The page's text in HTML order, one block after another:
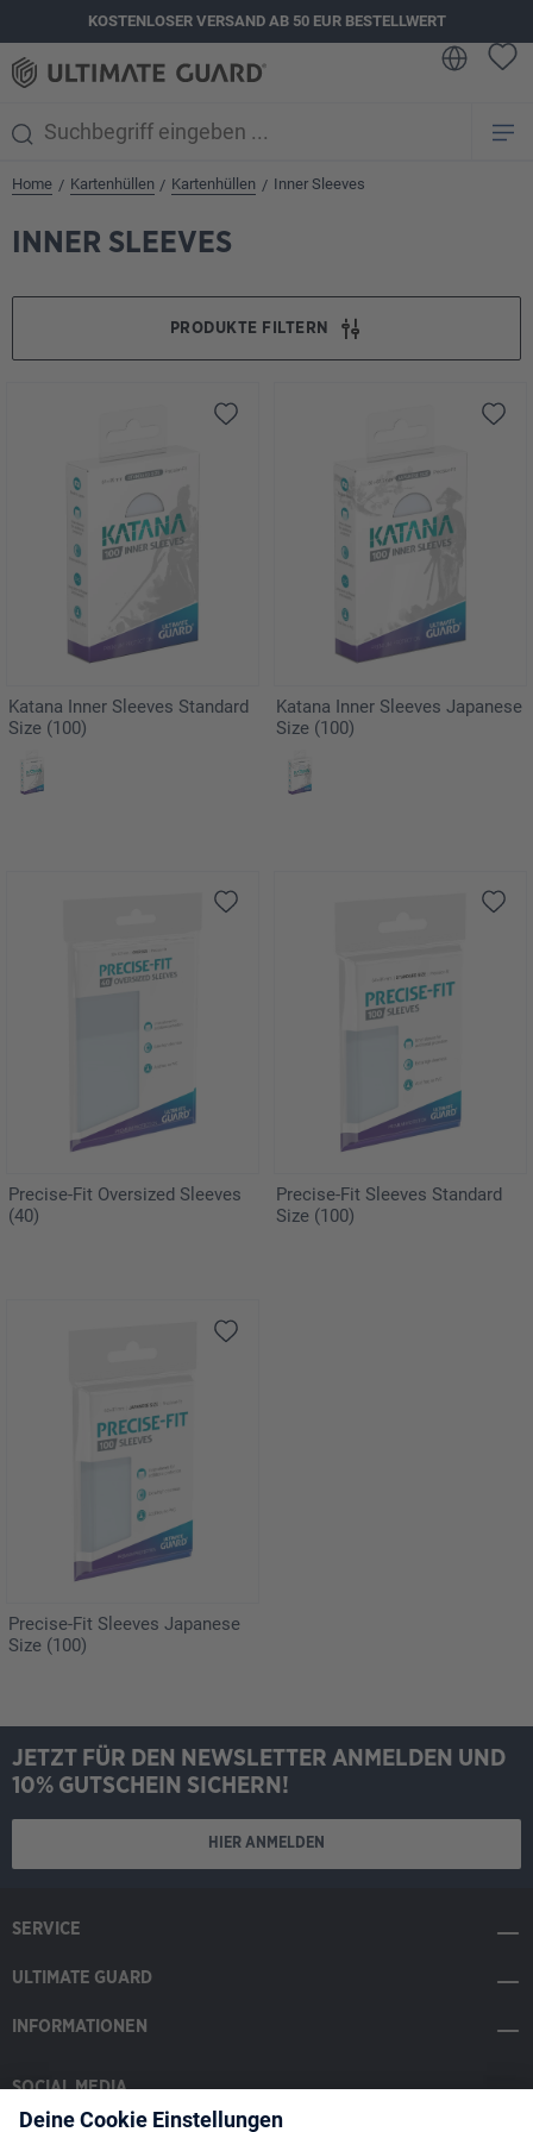
springenKOSTENLOSER VERSAND AB 50 EUR BESTELLWERT
Home / Kartenhüllen / Kartenhüllen / Inner Sleeves
INNER SLEEVES
PRODUKTE FILTERN
Katana Inner Sleeves Standard
Size (100)
Katana Inner Sleeves Japanese
Size (100)
Precise-Fit Oversized Sleeves
(40)
Precise-Fit Sleeves Standard
Size (100)
Precise-Fit Sleeves Japanese
Size (100)
JETZT FÜR DEN NEWSLETTER ANMELDEN UND
10% GUTSCHEIN SICHERN!
HIER ANMELDEN
SERVICE
ULTIMATE GUARD
INFORMATIONEN
SOCIAL MEDIA